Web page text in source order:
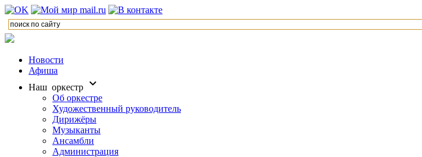
Новости
Афиша
Наш оркестр
Об оркестре
Художественный руководитель
Дирижёры
Музыканты
Ансамбли
Администрация